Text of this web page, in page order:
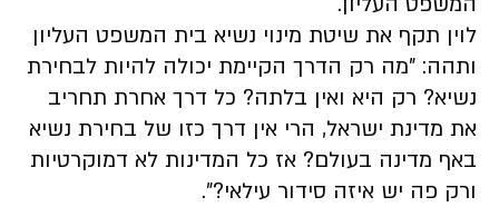
לוין תקף את שיטת מינוי נשיא בית המשפט העליון
ותהה: "מה רק הדרך הקיימת יכולה להיות לבחירת
נשיא? רק היא ואין בלתה? כל דרך אחרת תחריב
את מדינת ישראל, הרי אין דרך כזו של בחירת נשיא
באף מדינה בעולם? אז כל המדינות לא דמוקרטיות
ורק פה יש איזה סידור עילאי?".